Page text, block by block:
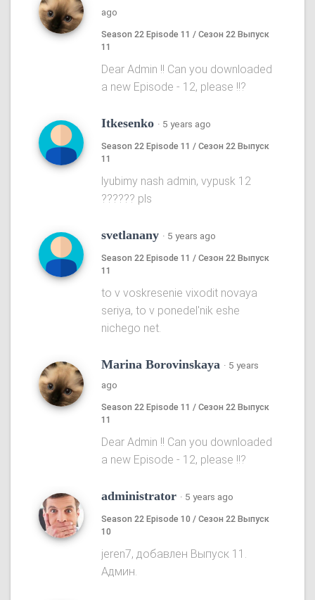
ago
Season 22 Episode 11 / Сезон 22 Выпуск
11
Dear Admin !! Can you downloaded
a new Episode - 12, please !!?
Itkesenko · 5 years ago
Season 22 Episode 11 / Сезон 22 Выпуск
11
lyubimy nash admin, vypusk 12
?????? pls
svetlanany · 5 years ago
Season 22 Episode 11 / Сезон 22 Выпуск
11
to v voskresenie vixodit novaya
seriya, to v ponedel'nik eshe
nichego net.
Marina Borovinskaya · 5 years
ago
Season 22 Episode 11 / Сезон 22 Выпуск
11
Dear Admin !! Can you downloaded
a new Episode - 12, please !!?
administrator · 5 years ago
Season 22 Episode 10 / Сезон 22 Выпуск
10
jeren7, добавлен Выпуск 11.
Админ.